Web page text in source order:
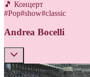
🎵 Концерт
#Pop#show#classic
Andrea Bocelli